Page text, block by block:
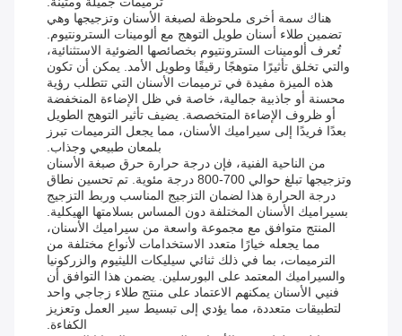
هناك سمة أخرى ملحوظة لصبغة الأسنان وتزجيجها وهي
تضمين طلاء أسنان طويل التوهج مع ألومينات السترونتيوم.
تُعرف ألومينات السترونتيوم بخصائصها الضوئية الاستثنائية،
والتي تخلق تأثيرًا متوهجًا رقيقًا وطويل الأمد. يمكن أن تكون
هذه الميزة مفيدة في ترميمات الأسنان التي تتطلب رؤية
محسنة أو جاذبية جمالية، خاصة في ظل الإضاءة المنخفضة
أو ظروف الإضاءة المتخصصة. يضيف تأثير التوهج الطويل
بعدًا فريدًا إلى سيراميك الأسنان، مما يجعل الترميمات تبرز
بلمعان طبيعي وجذاب.
من الناحية الفنية، فإن درجة حرارة حرق صبغة الأسنان
وتزجيجها تبلغ حوالي 700-800 درجة مئوية. تم تحسين نطاق
درجة الحرارة هذا لضمان التزجيج المناسب وربط التزجيج
بسيراميك الأسنان المختلفة دون المساس بسلامتها الهيكلية.
المنتج متوافق مع مجموعة واسعة من سيراميك الأسنان،
مما يجعله خيارًا متعدد الاستخدامات لأنواع مختلفة من
الترميمات، بما في ذلك ثنائي سيليكات الليثيوم والزركونيا
والسيراميك المعتمد على البورسلين. يضمن هذا التوافق أن
فنيي الأسنان يمكنهم الاعتماد على منتج طلاء زجاجي واحد
لتطبيقات متعددة، مما يؤدي إلى تبسيط سير العمل وتعزيز
الكفاءة.